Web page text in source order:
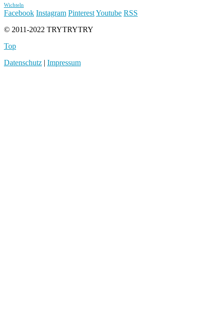
Wichteln
Facebook Instagram PinterestYoutube RSS
© 2011-2022 TRYTRYTRY
Top
Datenschutz | Impressum